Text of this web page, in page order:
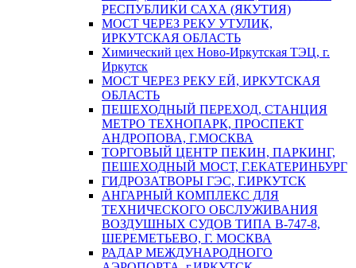
РЕСПУБЛИКИ САХА (ЯКУТИЯ)
МОСТ ЧЕРЕЗ РЕКУ УТУЛИК,
ИРКУТСКАЯ ОБЛАСТЬ
Химический цех Ново-Иркутская ТЭЦ, г.
Иркутск
МОСТ ЧЕРЕЗ РЕКУ ЕЙ, ИРКУТСКАЯ
ОБЛАСТЬ
ПЕШЕХОДНЫЙ ПЕРЕХОД, СТАНЦИЯ
МЕТРО ТЕХНОПАРК, ПРОСПЕКТ
АНДРОПОВА, Г.МОСКВА
ТОРГОВЫЙ ЦЕНТР ПЕКИН, ПАРКИНГ,
ПЕШЕХОДНЫЙ МОСТ, Г.ЕКАТЕРИНБУРГ
ГИДРОЗАТВОРЫ ГЭС, Г.ИРКУТСК
АНГАРНЫЙ КОМПЛЕКС ДЛЯ
ТЕХНИЧЕСКОГО ОБСЛУЖИВАНИЯ
ВОЗДУШНЫХ СУДОВ ТИПА В-747-8,
ШЕРЕМЕТЬЕВО, Г. МОСКВА
РАДАР МЕЖДУНАРОДНОГО